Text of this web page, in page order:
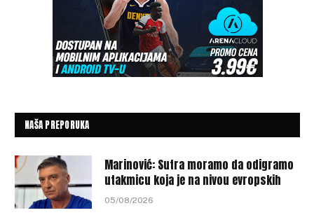
NAŠA PREPORUKA
Marinović: Sutra moramo da odigramo
utakmicu koja je na nivou evropskih
05/08/2026